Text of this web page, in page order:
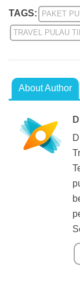
TAGS: PAKET
TRAVEL PULAU
About Author